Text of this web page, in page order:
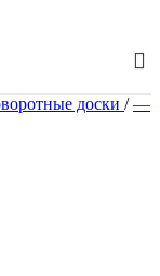
доски / —